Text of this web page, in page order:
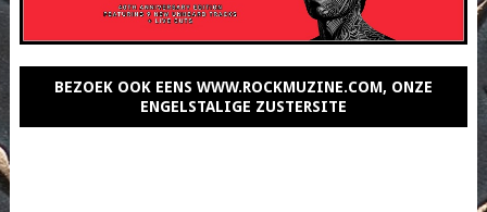
BEZOEK OOK EENS WWW.ROCKMUZINE.COM, ONZE
ENGELSTALIGE ZUSTERSITE